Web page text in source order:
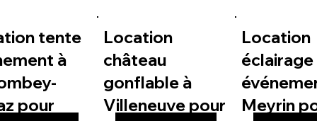
tente
à
pour
Location
château
gonflable à
Villeneuve pour
Location
éclairage
Meyrin